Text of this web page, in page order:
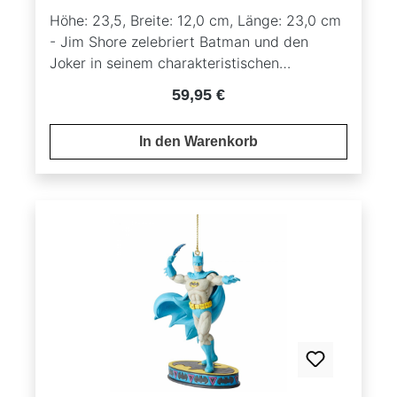
Höhe: 23,5, Breite: 12,0 cm, Länge: 23,0 cm
- Jim Shore zelebriert Batman und den
Joker in seinem charakteristischen
Styling. Mit Sicherheit ist diese Figur ein
über Generationen hinweg geschätztes
Geschenk. Material: Kunstharz
Regulärer Preis:
59,95 €
In den Warenkorb